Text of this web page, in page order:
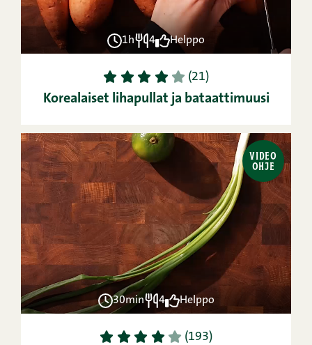
1h 4 Helppo
1 2 3 4 5 (21)
Korealaiset lihapullat ja bataattimuusi
VIDEO
OHJE
30min 4 Helppo
1 2 3 4 5 (193)